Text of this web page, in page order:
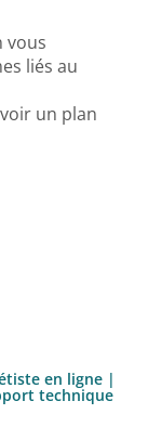
vous
liés au
un plan
en ligne |
technique